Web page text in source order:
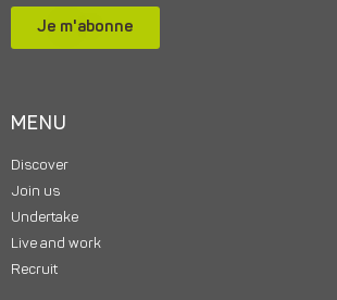
Je m'abonne
MENU
Discover
Join us
Undertake
Live and work
Recruit